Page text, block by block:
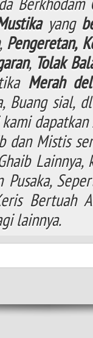
yang
Pengeretan,
, Tolak
Merah
Buang sial,
dan Mistis
Bertuah
lainnya.